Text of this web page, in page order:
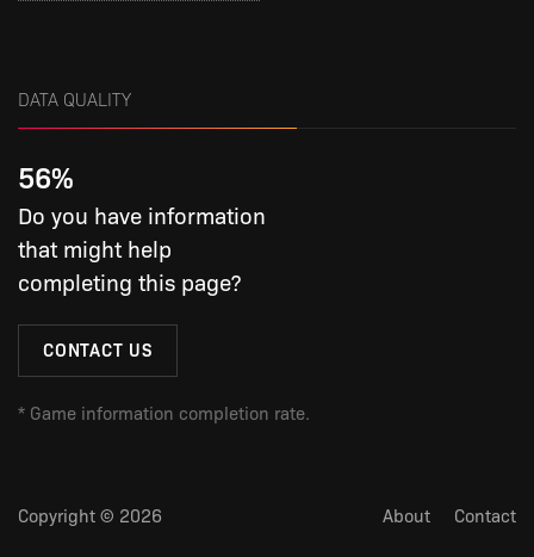
DATA QUALITY
56%
Do you have information
that might help
completing this page?
CONTACT US
* Game information completion rate.
Copyright © 2026 About Contact